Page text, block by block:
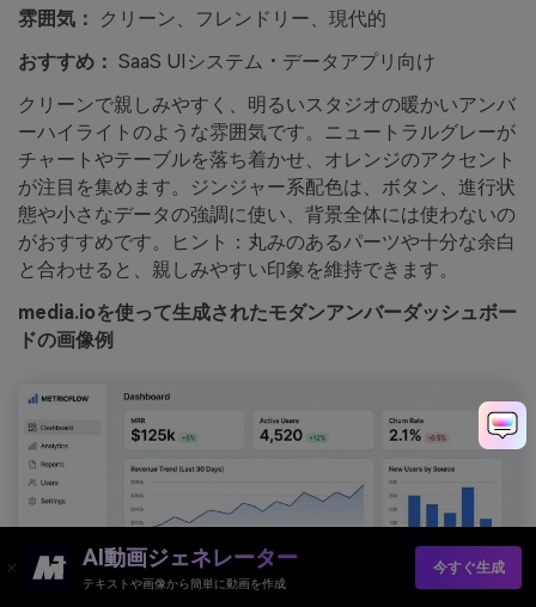
雰囲気：
クリーン、フレンドリー、現代的
おすすめ： SaaS UIシステム・データアプリ向け
クリーンで親しみやすく、明るいスタジオの暖かいアンバ
ーハイライトのような雰囲気です。ニュートラルグレーが
チャートやテーブルを落ち着かせ、オレンジのアクセント
が注目を集めます。ジンジャー系配色は、ボタン、進行状
態や小さなデータの強調に使い、背景全体には使わないの
がおすすめです。ヒント：丸みのあるパーツや十分な余白
と合わせると、親しみやすい印象を維持できます。
media.ioを使って生成されたモダンアンバーダッシュボー
ドの画像例
AI動画ジェネレーター
テキストや画像から簡単に動画を作成
今すぐ生成